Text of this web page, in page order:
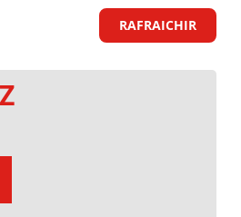
RAFRAICHIR